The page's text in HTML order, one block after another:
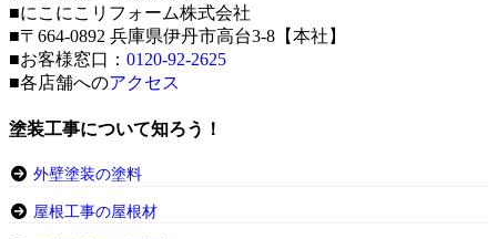
■にこにこリフォーム株式会社
■〒664-0892 兵庫県伊丹市高台3-8【本社】
■お客様窓口： 0120-92-2625
■各店舗へのアクセス
塗装工事について知ろう！
外壁塗装の塗料
屋根工事の屋根材